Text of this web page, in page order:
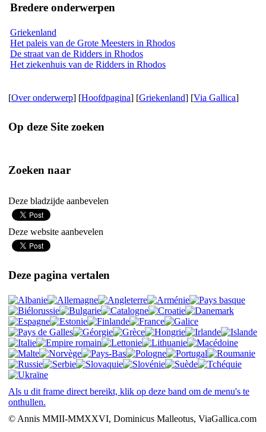
Bredere onderwerpen
Griekenland
Het paleis van de Grote Meesters in Rhodos
De straat van de Ridders in Rhodos
Het ziekenhuis van de Ridders in Rhodos
[Over onderwerp] [Hoofdpagina] [Griekenland] [Via Gallica]
Op deze Site zoeken
Zoeken naar
Deze bladzijde aanbevelen
Deze website aanbevelen
Deze pagina vertalen
Als u dit frame direct bereikt, klik op deze band om de menu's te
onthullen.
© Annis MMII-MMXXVI, Dominicus Malleotus, ViaGallica.com